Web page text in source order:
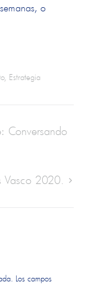
o
, Estrategia
Conversando
Vasco 2020.
Los campos